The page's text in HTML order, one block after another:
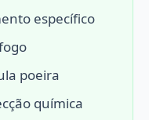
específico
poeira
química